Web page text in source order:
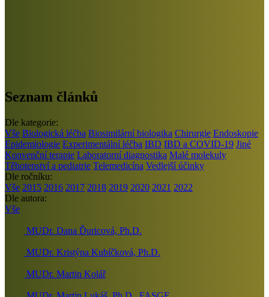
Seznam článků
Dle kategorie:
Vše Biologická léčba Biosimilární biologika Chirurgie Endoskopie
Epidemiologie Experimentální léčba IBD IBD a COVID-19 Jiné
Konvenční terapie Laboratorní diagnostika Malé molekuly
Těhotenství a pediatrie Telemedicína Vedlejší účinky
Dle ročníku:
Vše 2015 2016 2017 2018 2019 2020 2021 2022
Dle autora:
Vše
MUDr. Dana Ďuricová, Ph.D.
MUDr. Kristýna Kubíčková, Ph.D.
MUDr. Martin Kolář